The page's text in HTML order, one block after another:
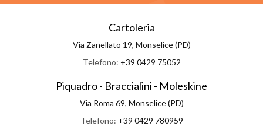
Cartoleria
Via Zanellato 19, Monselice (PD)
Telefono: +39 0429 75052
Piquadro - Braccialini - Moleskine
Via Roma 69, Monselice (PD)
Telefono: +39 0429 780959